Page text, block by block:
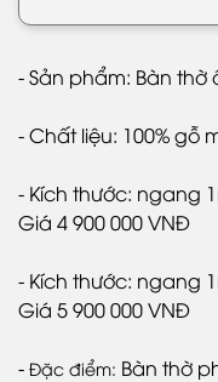
- Sản phẩm: Bàn
- Chất liệu: 100% gỗ
- Kích thước: ngang
Giá 4 900 000 VNĐ
- Kích thước: ngang
Giá 5 900 000 VNĐ
- Đặc điểm: Bàn thờ